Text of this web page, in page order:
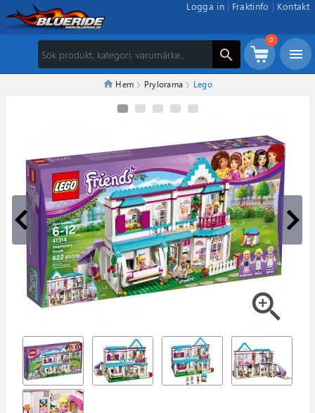
Kontakt
Fraktinfo
Logga in
search
0
menu
Hem Prylorama Lego
zoom_in